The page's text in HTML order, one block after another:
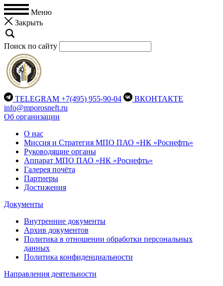
Меню
Закрыть
Поиск по сайту
TELEGRAM +7(495) 955-90-04
ВКОНТАКТЕ
info@mporosneft.ru
Об организации
О нас
Миссия и Стратегия МПО ПАО «НК «Роснефть»
Руководящие органы
Аппарат МПО ПАО «НК «Роснефть»
Галерея почёта
Партнеры
Достижения
Документы
Внутренние документы
Архив документов
Политика в отношении обработки персональных
данных
Политика конфиденциальности
Направления деятельности